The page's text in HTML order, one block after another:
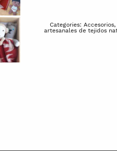
Categories: Accesorios,
artesanales de tejidos